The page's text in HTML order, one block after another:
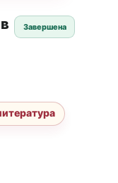
Завершена